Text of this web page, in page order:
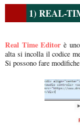
1) REAL-
Real Time Editorè
alta si incolla il codice
Si possono fare